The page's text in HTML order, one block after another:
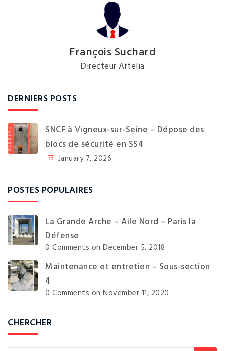
François Suchard
Directeur Artelia
DERNIERS POSTS
SNCF à Vigneux-sur-Seine – Dépose des
blocs de sécurité en SS4
January 7, 2026
POSTES POPULAIRES
La Grande Arche – Aile Nord – Paris la
Défense
0 Comments on December 5, 2018
Maintenance et entretien – Sous-section
4
0 Comments on November 11, 2020
CHERCHER